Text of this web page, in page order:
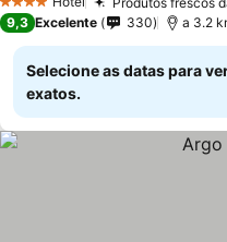
4 Estrelas
9,3 Excelente 330 a 3.2
Selecione as datas para
exatos.